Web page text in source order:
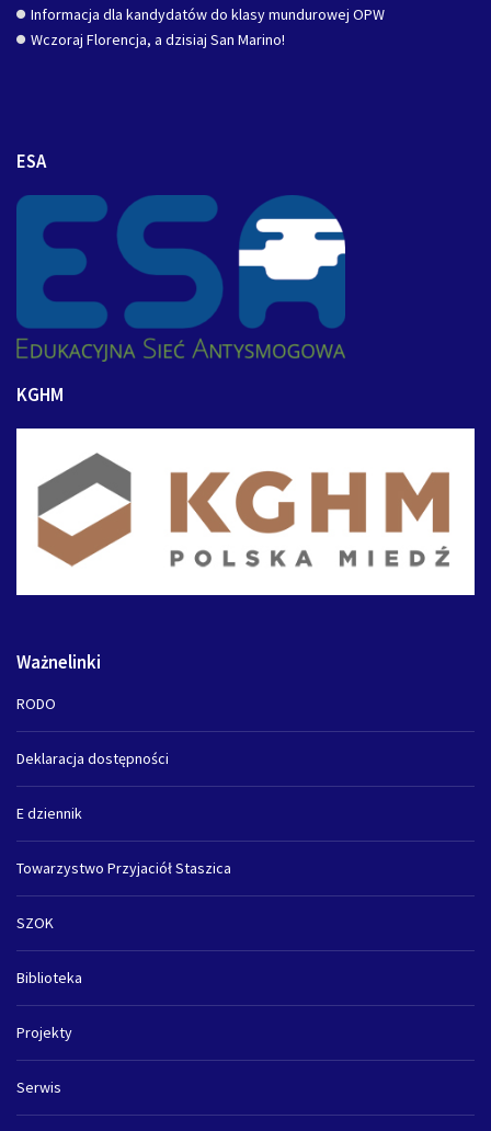
Informacja dla kandydatów do klasy mundurowej OPW
Wczoraj Florencja, a dzisiaj San Marino!
ESA
KGHM
Ważnelinki
RODO
Deklaracja dostępności
E dziennik
Towarzystwo Przyjaciół Staszica
SZOK
Biblioteka
Projekty
Serwis